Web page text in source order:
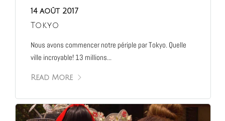
14 août 2017
Tokyo
Nous avons commencer notre périple par Tokyo. Quelle
ville incroyable! 13 millions...
Read More